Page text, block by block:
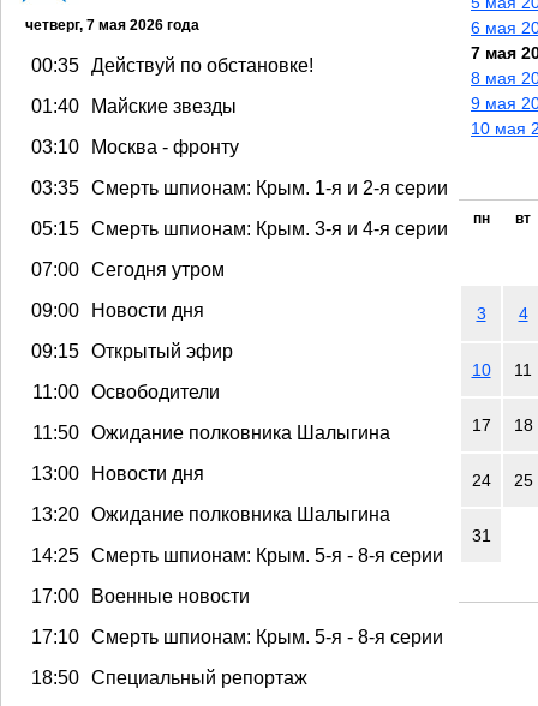
четверг, 7 мая 2026 года
00:35 Действуй по обстановке!
01:40
Майские звезды
03:10
Москва - фронту
03:35 Смерть шпионам: Крым. 1-я и 2-я серии
05:15 Смерть шпионам: Крым. 3-я и 4-я серии
07:00 Сегодня утром
09:00
Новости дня
09:15 Открытый эфир
11:00 Освободители
11:50 Ожидание полковника Шалыгина
13:00
Новости дня
13:20 Ожидание полковника Шалыгина
14:25 Смерть шпионам: Крым. 5-я - 8-я серии
17:00
Военные новости
17:10 Смерть шпионам: Крым. 5-я - 8-я серии
18:50 Специальный репортаж
6 мая
7 мая
8 мая
9 мая
10 мая
пн вт
3 4
10 11
17 18
24 25
31